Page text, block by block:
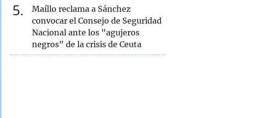
5
Maíllo reclama a Sánchez
convocar el Consejo de Seguridad
Nacional ante los "agujeros
negros" de la crisis de Ceuta